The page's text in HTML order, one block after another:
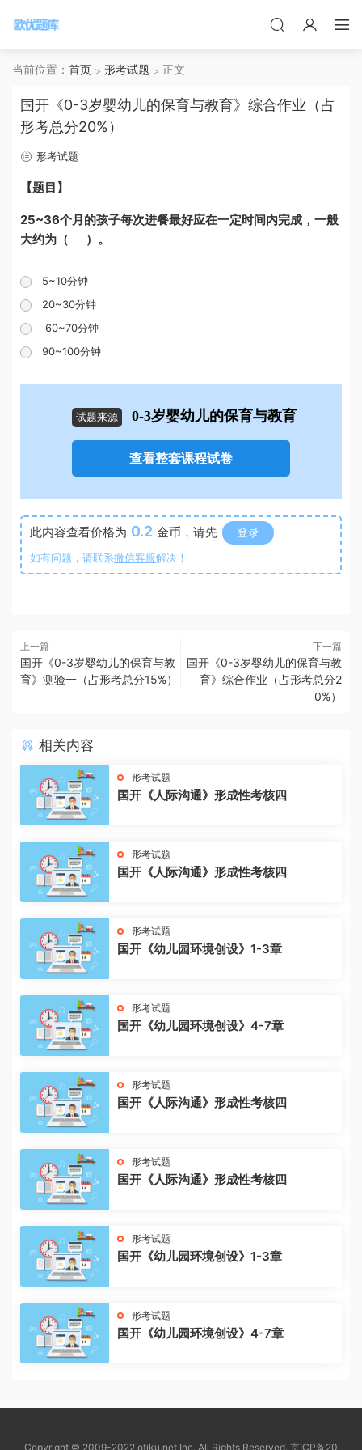
当前位置： 首页 形考试题 正文
国开《0-3岁婴幼儿的保育与教育》综合作业（占
形考总分20%）
形考试题
【题目】
25~36个月的孩子每次进餐最好应在一定时间内完成，一般
大约为（ ）。
5~10分钟
20~30分钟
60~70分钟
90~100分钟
试题来源 0-3岁婴幼儿的保育与教育
查看整套课程试卷
此内容查看价格为 0.2 金币，请先 登录
如有问题，请联系微信客服解决！
上一篇
国开《0-3岁婴幼儿的保育与教
育》测验一（占形考总分15%）
下一篇
国开《0-3岁婴幼儿的保育与教
育》综合作业（占形考总分2
0%）
相关内容
形考试题
国开《人际沟通》形成性考核四
形考试题
国开《人际沟通》形成性考核四
形考试题
国开《幼儿园环境创设》1-3章
形考试题
国开《幼儿园环境创设》4-7章
形考试题
国开《人际沟通》形成性考核四
形考试题
国开《人际沟通》形成性考核四
形考试题
国开《幼儿园环境创设》1-3章
形考试题
国开《幼儿园环境创设》4-7章
Copyright © 2009-2022 otiku.net Inc. All Rights Reserved. 京ICP备20